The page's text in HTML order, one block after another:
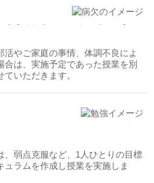
活やご家庭の事情、体調不良によ
合は、実施予定であった授業を別
いただきます。
、弱点克服など、1人ひとりの目標
ュラムを作成し授業を実施しま